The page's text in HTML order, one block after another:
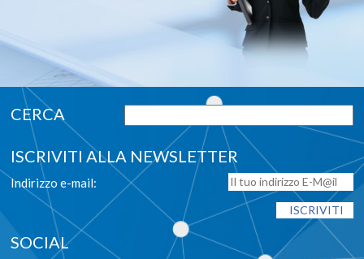
ISCRIVITI ALLA NEWSLETTER
Indirizzo e-mail:
SOCIAL